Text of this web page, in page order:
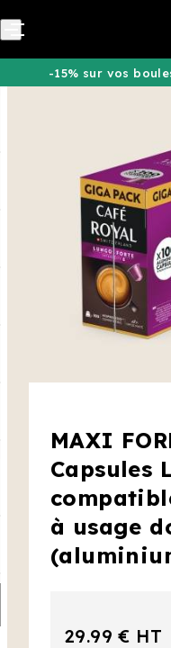
-15% sur vos
MAXI
Capsules
à usage
29.99 € HT